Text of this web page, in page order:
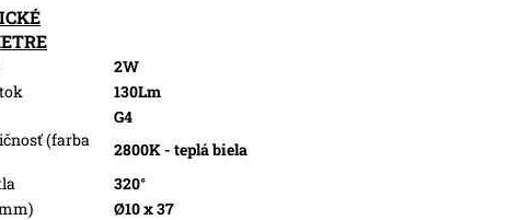
2W
130Lm
G4
(farba
2800K - teplá biela
320°
Ø10 x 37